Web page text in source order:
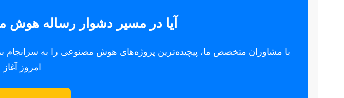
آیا در مسیر دشوار رساله هوش
با مشاوران متخصص ما، پیچیده‌ترین پروژه‌های هوش مصنوعی را به سرانجام
امروز